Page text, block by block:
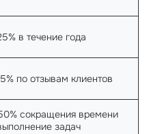
в течение года
по отзывам клиентов
сокращения времени
задач